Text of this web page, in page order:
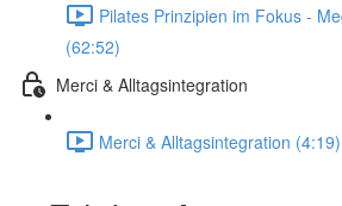
Pilates Prinzipien im Fokus -
(62:52)
Merci & Alltagsintegration
Merci & Alltagsintegration (4:19)